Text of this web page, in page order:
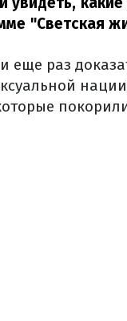
"Светская
раз